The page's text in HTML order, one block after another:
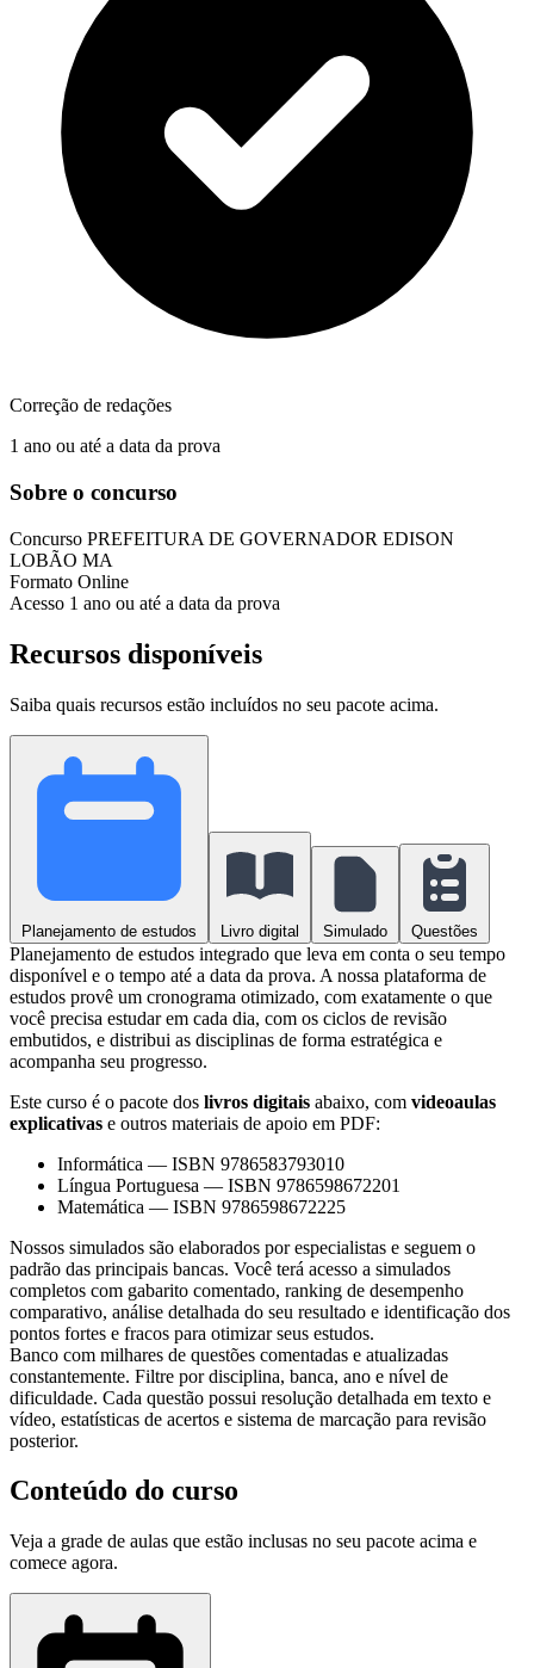
Correção de redações
1 ano ou até a data da prova
Sobre o concurso
Concurso PREFEITURA DE GOVERNADOR EDISON
LOBÃO MA
Formato Online
Acesso 1 ano ou até a data da prova
Recursos disponíveis
Saiba quais recursos estão incluídos no seu pacote acima.
Planejamento de estudos Livro digital Simulado Questões
Planejamento de estudos integrado que leva em conta o seu tempo
disponível e o tempo até a data da prova. A nossa plataforma de
estudos provê um cronograma otimizado, com exatamente o que
você precisa estudar em cada dia, com os ciclos de revisão
embutidos, e distribui as disciplinas de forma estratégica e
acompanha seu progresso.
Este curso é o pacote dos livros digitais abaixo, com videoaulas
explicativas e outros materiais de apoio em PDF:
Informática — ISBN 9786583793010
Língua Portuguesa — ISBN 9786598672201
Matemática — ISBN 9786598672225
Nossos simulados são elaborados por especialistas e seguem o
padrão das principais bancas. Você terá acesso a simulados
completos com gabarito comentado, ranking de desempenho
comparativo, análise detalhada do seu resultado e identificação dos
pontos fortes e fracos para otimizar seus estudos.
Banco com milhares de questões comentadas e atualizadas
constantemente. Filtre por disciplina, banca, ano e nível de
dificuldade. Cada questão possui resolução detalhada em texto e
vídeo, estatísticas de acertos e sistema de marcação para revisão
posterior.
Conteúdo do curso
Veja a grade de aulas que estão inclusas no seu pacote acima e
comece agora.